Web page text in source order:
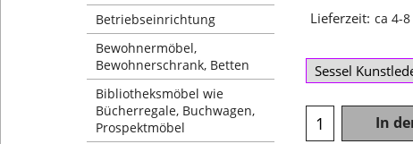
Betriebseinrichtung
Bewohnermöbel,
Bewohnerschrank, Betten
Bibliotheksmöbel wie
Bücherregale, Buchwagen,
Prospektmöbel
Lieferzeit: ca 4-
In